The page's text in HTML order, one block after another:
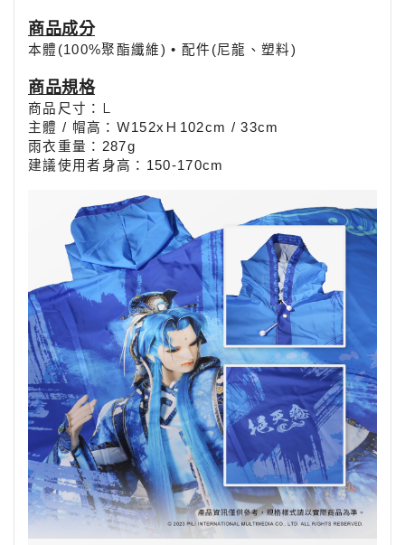
商品成分
本體(100%聚酯纖維) • 配件(尼龍、塑料)
商品規格
商品尺寸：L
主體 / 帽高 ： Ｗ152xＨ102cm / 33cm
雨衣重量：287g
建議使用者身高：150-170cm